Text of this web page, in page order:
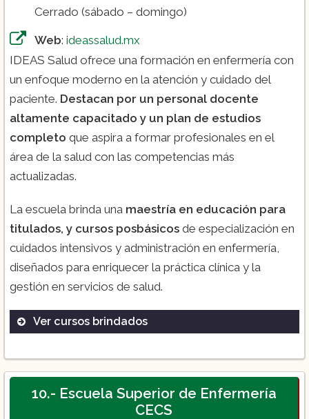
Cerrado (sábado – domingo)
Web: ideassalud.mx
IDEAS Salud ofrece una formación en enfermería con
un enfoque moderno en la atención y cuidado del
paciente. Destacan por un personal docente
altamente capacitado y un plan de estudios
completo que aspira a formar profesionales en el
área de la salud con las competencias más
actualizadas​.
La escuela brinda una maestría en educación para
titulados, y cursos posbásicos de especialización en
cuidados intensivos y administración en enfermería,
diseñados para enriquecer la práctica clínica y la
gestión en servicios de salud​.
Ver cursos brindados
Maestría en Educación
Cursos Posbásicos de Enfermería
10.- Escuela Superior de Enfermería
CECS